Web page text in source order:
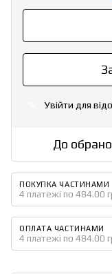
Увійти для
До
ПОКУПКА ЧАСТИНАМИ
4 платежі по 484.00
ОПЛАТА ЧАСТИНАМИ
4 платежі по 484.00